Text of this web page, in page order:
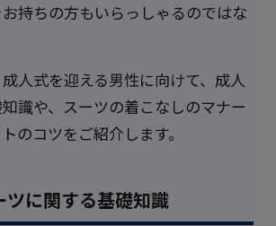
持ちの方もいらっしゃるのではな
人式を迎える男性に向けて、成人
識や、スーツの着こなしのマナー
のコツをご紹介します。
ツに関する基礎知識